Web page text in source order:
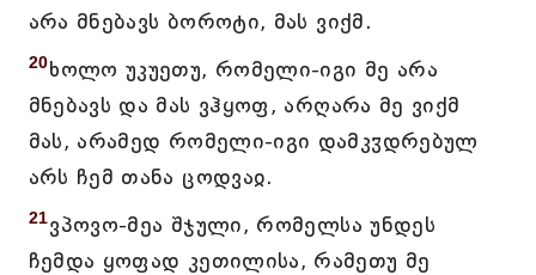
არა მნებავს ბოროტი, მას ვიქმ.
20ხოლო უკუეთუ, რომელი-იგი მე არა
მნებავს და მას ვჰყოფ, არღარა მე ვიქმ
მას, არამედ რომელი-იგი დამკჳდრებულ
არს ჩემ თანა ცოდვაჲ.
21ვპოვო-მეა შჯული, რომელსა უნდეს
ჩემდა ყოფად კეთილისა, რამეთუ მე